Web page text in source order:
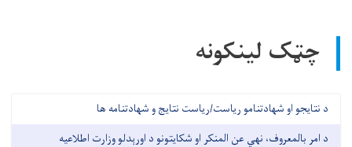
چټک لینکونه
د نتایجو او شهادتنامو ریاست/ریاست نتایج و شهادتنامه ها
د امر بالمعروف، نهي عن المنکر او شکایتونو د اورېدلو وزارت اطلاعیه